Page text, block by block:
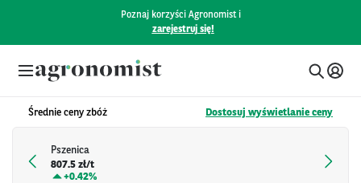
Poznaj korzyści Agronomist i
zarejestruj się!
Średnie ceny zbóż Dostosuj wyświetlanie ceny
Pszenica
807.5 zł/t
+0.42%